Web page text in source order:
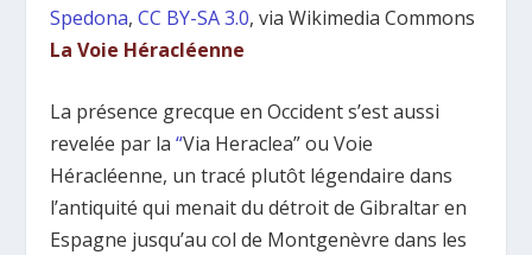
Spedona,CC BY-SA 3.0, via Wikimedia Commons
La Voie Héracléenne
La présence grecque en Occident s’est aussi
revelée par la“Via Heraclea” ou Voie
Héracléenne, un tracé plutôt légendaire dans
l’antiquité qui menait du détroit de Gibraltar en
Espagne jusqu’au col de Montgenèvre dans les